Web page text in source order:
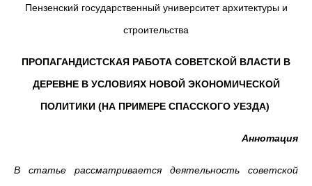
Пензенский государственный университет архитектуры и
строительства
ПРОПАГАНДИСТСКАЯ РАБОТА СОВЕТСКОЙ ВЛАСТИ В
ДЕРЕВНЕ В УСЛОВИЯХ НОВОЙ ЭКОНОМИЧЕСКОЙ
ПОЛИТИКИ (НА ПРИМЕРЕ СПАССКОГО УЕЗДА)
Аннотация
В статье рассматривается деятельность советской